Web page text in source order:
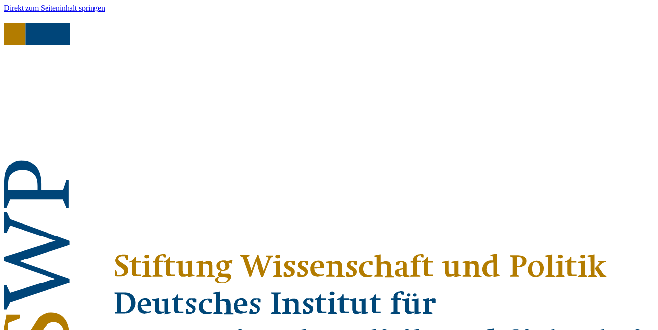
Direkt zum Seiteninhalt springen